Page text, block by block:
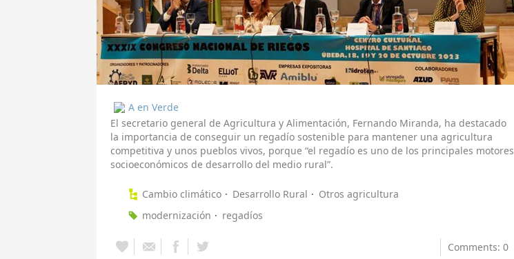
A en Verde
El secretario general de Agricultura y Alimentación, Fernando Miranda, ha destacado
la importancia de conseguir un regadío sostenible para mantener una agricultura
competitiva y unos pueblos vivos, porque “el regadío es uno de los principales motores
socioeconómicos de desarrollo del medio rural”.
Cambio climático Desarrollo Rural
Otros agricultura
modernización
regadíos
Comments: 0